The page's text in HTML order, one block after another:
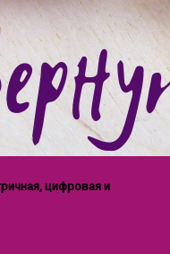
цифровая и